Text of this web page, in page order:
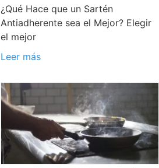
¿Qué Hace que un Sartén
Antiadherente sea el Mejor? Elegir
el mejor
Leer más